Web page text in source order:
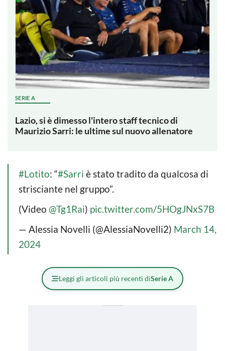
SERIE A
Lazio, si è dimesso l'intero staff tecnico di
Maurizio Sarri: le ultime sul nuovo allenatore
#Lotito: “#Sarri è stato tradito da qualcosa di
strisciante nel gruppo”.
(Video @Tg1Rai) pic.twitter.com/5HOgJNxS7B
— Alessia Novelli (@AlessiaNovelli2) March 14,
2024
Leggi gli articoli più recenti diSerie A